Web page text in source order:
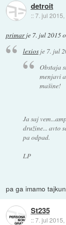
detroit
::7. jul 2015,
primarje 7. jul 2015
lexiosje 7. jul
Obstaja
menjavi
mašine!
Ja saj
družine... avto
pa odpad.
LP
pa ga imamo
St235
::7. jul 2015,